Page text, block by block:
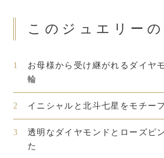
このジュエリーの
1
お母様から受け継がれるダイヤ
輪
2 イニシャルと北斗七星をモチー
3
透明なダイヤモンドとローズピ
た